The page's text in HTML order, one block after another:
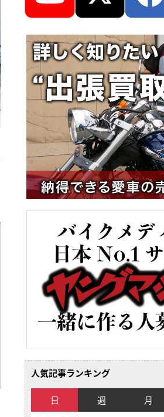
人気記事ランキング
日 週 月